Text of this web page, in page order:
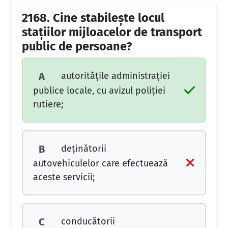
2168. Cine stabileşte locul
staţiilor mijloacelor de transport
public de persoane?
A
autorităţile administraţiei
publice locale, cu avizul poliţiei
rutiere;
B
deţinătorii
autovehiculelor care efectuează
aceste servicii;
C conducătorii